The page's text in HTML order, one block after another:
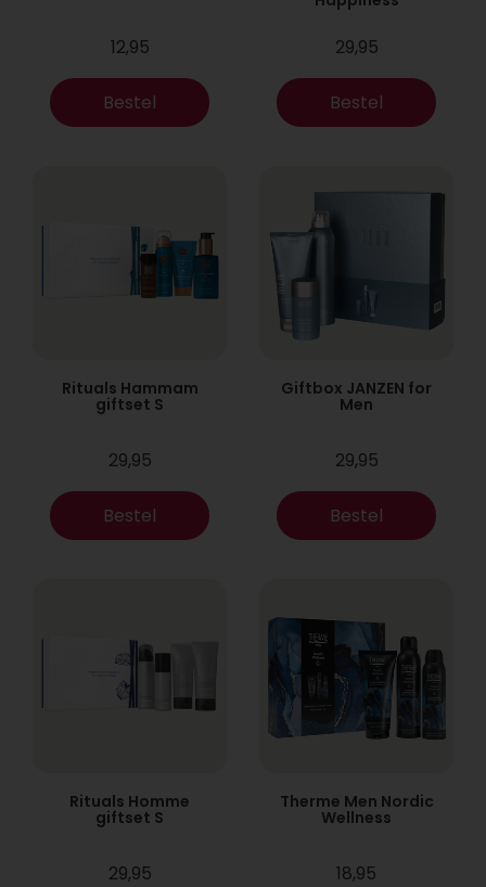
12,95
Bestel
29,95
Bestel
Rituals Hammam
giftset S
29,95
Bestel
Giftbox JANZEN for
Men
29,95
Bestel
Rituals Homme
giftset S
29,95
Therme Men Nordic
Wellness
18,95